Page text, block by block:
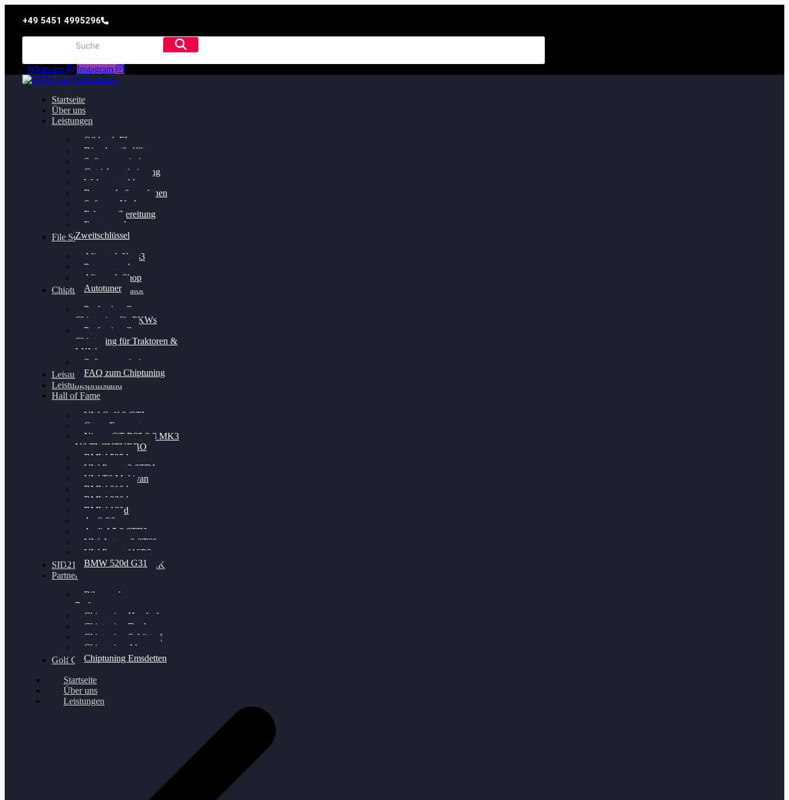
+49 5451 4995296
Whatsapp Instagram
Startseite
Über uns
Leistungen
Oildruck FIx
Dieselpartikelfilter
Softwareoptimierung
Getriebeoptimierung
Walnussstrahlen
Bremsscheiben planen
Software Update
Felgenaufbereitung
Ersatz- und
Zweitschlüssel
File Service
Alientech Kess3
Powergate 4
Alientech Shop
Autotuner
Chiptuning Konfigurator
Professionelles
Chiptuning für PKWs
Professionelles
Chiptuning für Traktoren &
LKW
Softwareoptimierung
FAQ zum Chiptuning
Leistungsmessung
Leistungsprüfstand
Hall of Fame
VW Golf 6 GTI
Cupra Formentor
Nissan GT-R35 3.8 MK3
V6 TWINTURBO
BMW 525d
VW Passat 2.0TDI
VW T6 Multivan
BMW 318d
BMW 320d
BMW 120d
Audi S6
Audi A5 3.0TDI
VW Arteon 2.0TSI
VW Passat 110PS
BMW 520d G31
SID212 / 212EVO UNLOCK
Partner
Bilgenroth
Performance
Chiptuning Herzlacke
Chiptuning Duelmen
Chiptuning Schüttorf
Chiptuning Ahaus
Chiptuning Emsdetten
Golf Gewinnspiel
Startseite
Über uns
Leistungen